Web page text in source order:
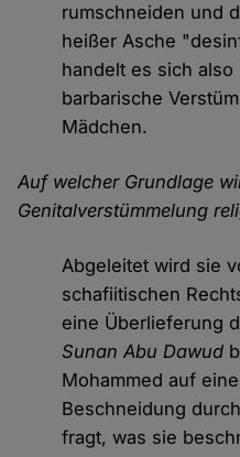
rumschneiden und
heißer Asche
handelt es sich also
barbarische
Mädchen.
Auf welcher Grundlage
Genitalverstümmelung
Abgeleitet wird sie
schafiitischen
eine Überlieferung
Sunan Abu Dawud
Mohammed auf
Beschneidung
fragt, was sie